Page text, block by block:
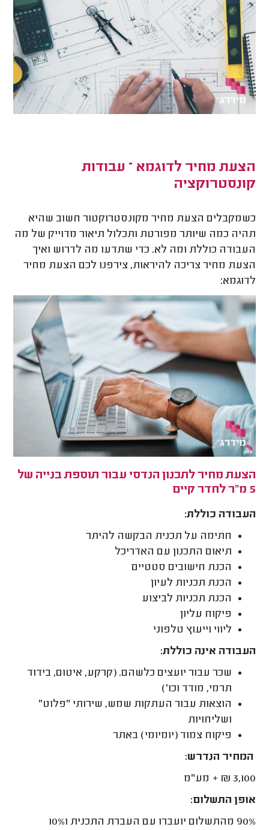
הצעת מחיר לדוגמא – עבודות
קונסטרוקציה
כשמקבלים הצעת מחיר מקונסטרוקטור חשוב שהיא
תהיה כמה שיותר מפורטת ותכלול תיאור מדוייק של מה
העבודה כוללת ומה לא. כדי שתדעו מה לדרוש ואיך
הצעת מחיר צריכה להיראות, צירפנו לכם הצעת מחיר
לדוגמא:
הצעת מחיר לתכנון הנדסי עבור תוספת בנייה של
5 מ"ר לחדר קיים
העבודה כוללת:
חתימה על תכנית הבקשה להיתר
תיאום התכנון עם האדריכל
הכנת חישובים סטטיים
הכנת תכניות לעיון
הכנת תכניות לביצוע
פיקוח עליון
ליווי וייעוץ טלפוני
העבודה אינה כוללת:
שכר עבור יועצים כלשהם. (קרקע, איטום, בידוד
תרמי, מודד וכו')
הוצאות עבור העתקות שמש, שירותי "פלוט"
ושליחויות
פיקוח צמוד (יומיומי) באתר
המחיר הנדרש:
3,100 ₪ + מע"מ
אופן התשלום:
90% מהתשלום יועברו עם העברת התכנית ו10%